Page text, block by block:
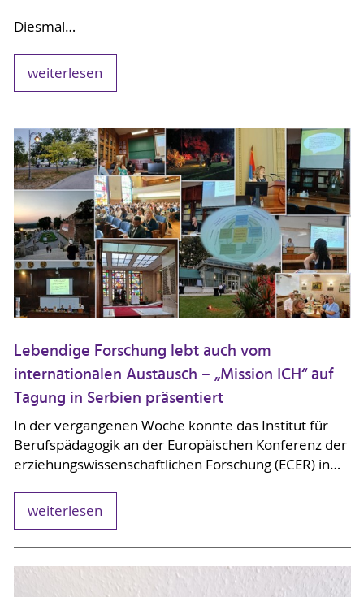
Diesmal…
weiterlesen
Lebendige Forschung lebt auch vom
internationalen Austausch – „Mission ICH“ auf
Tagung in Serbien präsentiert
In der vergangenen Woche konnte das Institut für
Berufspädagogik an der Europäischen Konferenz der
erziehungswissenschaftlichen Forschung (ECER) in…
weiterlesen